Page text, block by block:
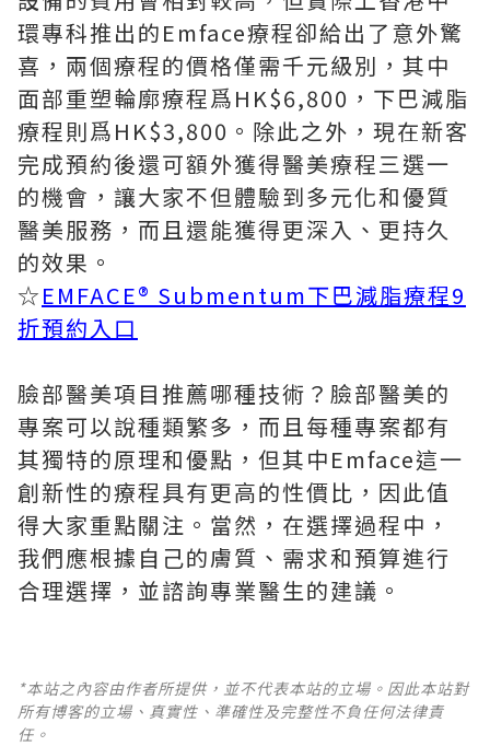
環專科推出的Emface療程卻給出了意外驚
喜，兩個療程的價格僅需千元級別，其中
面部重塑輪廓療程爲HK$6,800，下巴減脂
療程則爲HK$3,800。除此之外，現在新客
完成預約後還可額外獲得醫美療程三選一
的機會，讓大家不但體驗到多元化和優質
醫美服務，而且還能獲得更深入、更持久
的效果。
☆EMFACE® Submentum下巴減脂療程9
折預約入口
臉部醫美項目推薦哪種技術？臉部醫美的
專案可以說種類繁多，而且每種專案都有
其獨特的原理和優點，但其中Emface這一
創新性的療程具有更高的性價比，因此值
得大家重點關注。當然，在選擇過程中，
我們應根據自己的膚質、需求和預算進行
合理選擇，並諮詢專業醫生的建議。
*本站之內容由作者所提供，並不代表本站的立場。因此本站對
所有博客的立場、真實性、準確性及完整性不負任何法律責
任。